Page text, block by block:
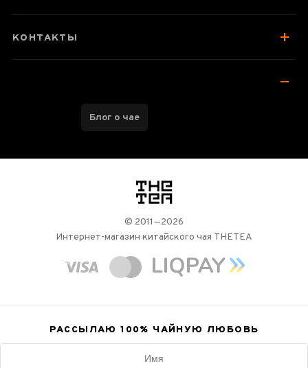
КОНТАКТЫ
Блог о чае
логотип
© 2011—2026
Интернет-магазин китайского чая THETEA
РАССЫЛАЮ 100% ЧАЙНУЮ ЛЮБОВЬ